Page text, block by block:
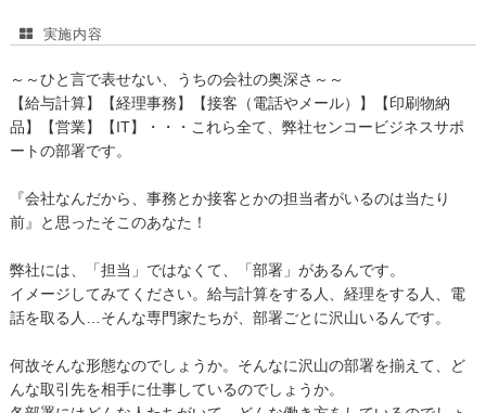
実施内容
～～ひと言で表せない、うちの会社の奥深さ～～
【給与計算】【経理事務】【接客（電話やメール）】【印刷物納
品】【営業】【IT】・・・これら全て、弊社センコービジネスサポ
ートの部署です。
『会社なんだから、事務とか接客とかの担当者がいるのは当たり
前』と思ったそこのあなた！
弊社には、「担当」ではなくて、「部署」があるんです。
イメージしてみてください。給与計算をする人、経理をする人、電
話を取る人…そんな専門家たちが、部署ごとに沢山いるんです。
何故そんな形態なのでしょうか。そんなに沢山の部署を揃えて、ど
んな取引先を相手に仕事しているのでしょうか。